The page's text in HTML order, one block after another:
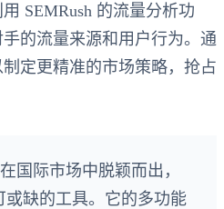
SEMRush 的流量分析功
的流量来源和用户行为。通
定更精准的市场策略，抢占
国际市场中脱颖而出，
或缺的工具。它的多功能